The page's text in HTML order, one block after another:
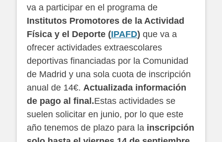
va a participar en el programa de
Institutos Promotores de la Actividad
Física y el Deporte (IPAFD) que va a
ofrecer actividades extraescolares
deportivas financiadas por la Comunidad
de Madrid y una sola cuota de inscripción
anual de 14€. Actualizada información
de pago al final.Estas actividades se
suelen solicitar en junio, por lo que este
año tenemos de plazo para la inscripción